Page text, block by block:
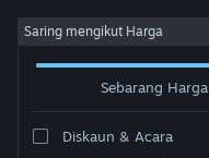
Sign in
Saring mengikut Harga
Sebarang Harga
Diskaun & Acara